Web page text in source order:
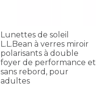
Lunettes de soleil
L.L.Bean à verres miroir
polarisants à double
foyer de performance et
sans rebord, pour
adultes